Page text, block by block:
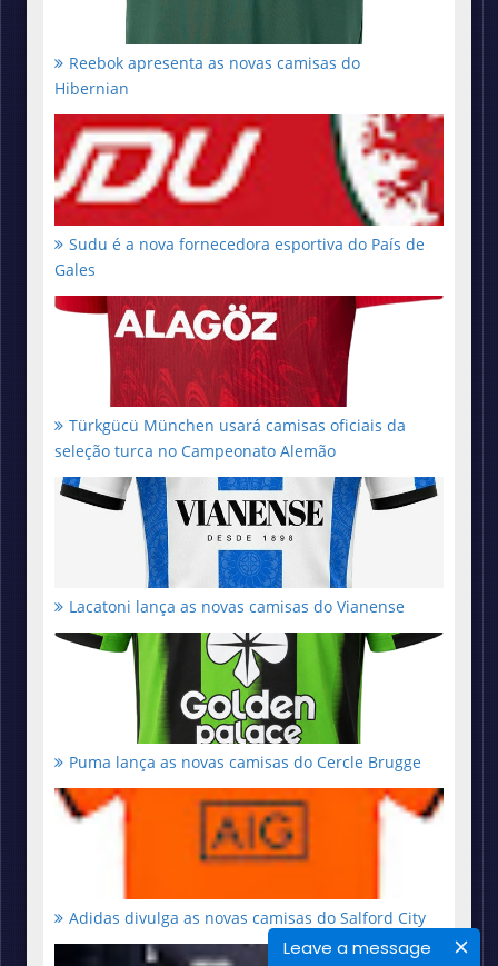
Leave a message
Reebok apresenta as novas camisas do
Hibernian
Sudu é a nova fornecedora esportiva do País de
Gales
Türkgücü München usará camisas oficiais da
seleção turca no Campeonato Alemão
Lacatoni lança as novas camisas do Vianense
Puma lança as novas camisas do Cercle Brugge
Adidas divulga as novas camisas do Salford City